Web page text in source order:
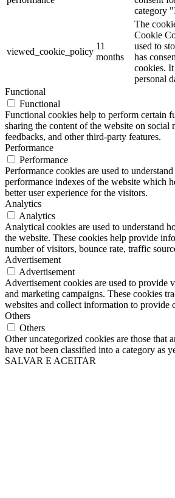
category
viewed_cookie_policy
11
months
The
Cookie
used to
has
cookies.
personal
Functional
Functional
Functional cookies help to perform certain
sharing the content of the website on social
feedbacks, and other third-party features.
Performance
Performance
Performance cookies are used to
performance indexes of the website which
better user experience for the visitors.
Analytics
Analytics
Analytical cookies are used to understand
the website. These cookies help provide
number of visitors, bounce rate, traffic
Advertisement
Advertisement
Advertisement cookies are used to provide
and marketing campaigns. These cookies
websites and collect information to provide
Others
Others
Other uncategorized cookies are those that
have not been classified into a category as
SALVAR E ACEITAR